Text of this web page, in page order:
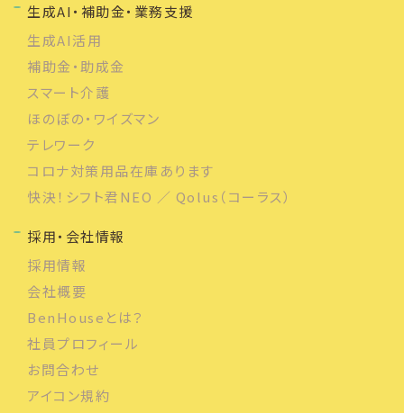
生成AI・補助金・業務支援
生成AI活用
補助金・助成金
スマート介護
ほのぼの・ワイズマン
テレワーク
コロナ対策用品在庫あります
快決！シフト君NEO ／ Qolus（コーラス）
採用・会社情報
採用情報
会社概要
BenHouseとは？
社員プロフィール
お問合わせ
アイコン規約